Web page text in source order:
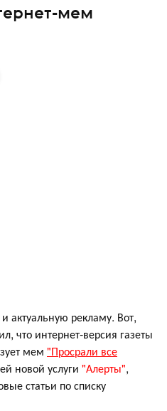
мем
актуальную рекламу. Вот,
что интернет-версия газеты
мем "Просрали все
новой услуги "Алерты",
статьи по списку